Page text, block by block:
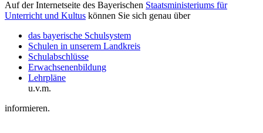
Auf der Internetseite des Bayerischen Staatsministeriums für
Unterricht und Kultus können Sie sich genau über
das bayerische Schulsystem
Schulen in unserem Landkreis
Schulabschlüsse
Erwachsenenbildung
Lehrpläne
u.v.m.
informieren.